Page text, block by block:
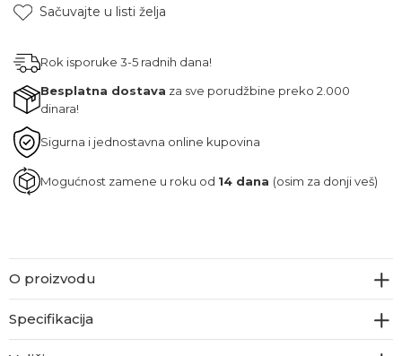
Sačuvajte u listi želja
Rok isporuke 3-5 radnih dana!
Besplatna dostava za sve porudžbine preko 2.000
dinara!
Sigurna i jednostavna online kupovina
Mogućnost zamene u roku od 14 dana (osim za donji veš)
O proizvodu
Specifikacija